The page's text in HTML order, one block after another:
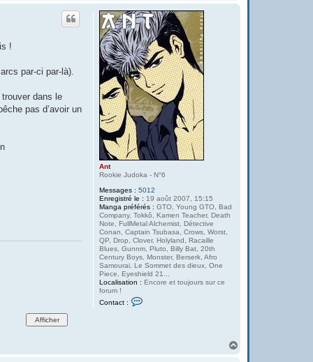
a
c
t
e
r
A
n
t
Ant
Rookie Judoka - N°6
Messages : 5012
Enregistré le : 19 août 2007, 15:15
Manga préférés : GTO, Young GTO, Bad
Company, Tokkô, Kamen Teacher, Death
Note, FullMetal Alchemist, Détective
Conan, Captain Tsubasa, Crows, Worst,
QP, Drop, Clover, Holyland, Racaille
Blues, Gunnm, Pluto, Billy Bat, 20th
Century Boys, Monster, Berserk, Afro
Samourai, Le Sommet des dieux, One
Piece, Eyeshield 21...
Localisation : Encore et toujours sur ce
forum !
Contact :
e
!
par-ci par-là).
dans le
pas d’avoir un